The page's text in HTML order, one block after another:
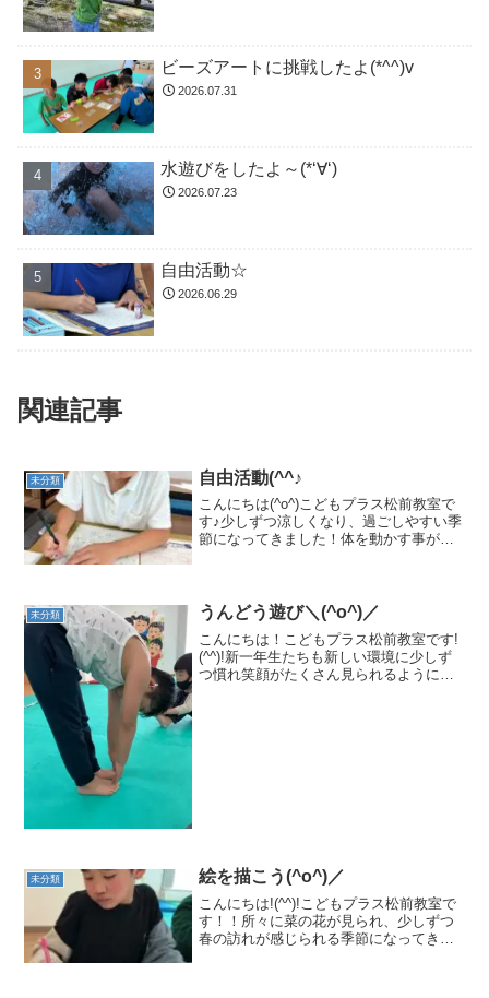
ビーズアートに挑戦したよ(*^^)v
2026.07.31
水遊びをしたよ～(*‘∀‘)
2026.07.23
自由活動☆
2026.06.29
関連記事
未分類 自由活動(^^♪
こんにちは(^o^)こどもプラス松前教室で
す♪少しずつ涼しくなり、過ごしやすい季
節になってきました！体を動かす事が大
います(^^♪...
未分類 うんどう遊び＼(^o^)／
こんにちは！こどもプラス松前教室です!
(^^)!新一年生たちも新しい環境に少しず
つ慣れ笑顔がたくさん見られるようにな
未分類 絵を描こう(^o^)／
こんにちは!(^^)!こどもプラス松前教室で
す！！所々に菜の花が見られ、少しずつ
春の訪れが感じられる季節になってきま